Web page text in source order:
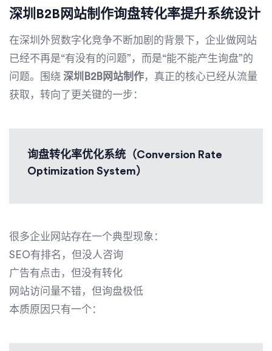
深圳B2B网站制作询盘转化率提升系统设计
在深圳外贸数字化竞争不断加剧的背景下，企业做网站
已经不再是“有没有的问题”，而是“能不能产生询盘”的
问题。围绕 深圳B2B网站制作，真正的核心已经从流量
获取，转向了更关键的一步：
询盘转化率优化系统（Conversion Rate
Optimization System）
很多企业网站存在一个典型现象：
SEO有排名，但没人咨询
广告有点击，但没有转化
网站访问量不错，但询盘极低
本质原因只有一个：